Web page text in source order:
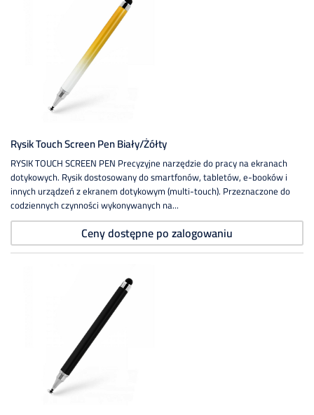
Rysik Touch Screen Pen Biały/żółty
RYSIK TOUCH SCREEN PEN Precyzyjne narzędzie do pracy na ekranach
dotykowych. Rysik dostosowany do smartfonów, tabletów, e-booków i
innych urządzeń z ekranem dotykowym (multi-touch). Przeznaczone do
codziennych czynności wykonywanych na...
Ceny dostępne po zalogowaniu